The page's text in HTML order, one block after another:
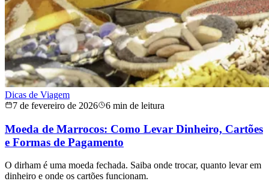
Dicas de Viagem
7 de fevereiro de 2026
6 min de leitura
Moeda de Marrocos: Como Levar Dinheiro, Cartões
e Formas de Pagamento
O dirham é uma moeda fechada. Saiba onde trocar, quanto levar em
dinheiro e onde os cartões funcionam.